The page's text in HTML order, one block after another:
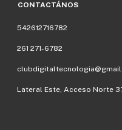
CONTACTÁNOS
542612716782
261 271-6782
Lateral Este, Acceso Norte